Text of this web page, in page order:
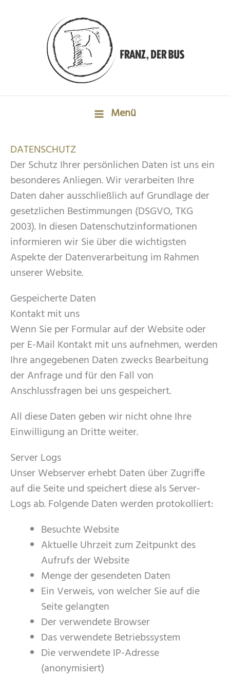
Menü
DATENSCHUTZ
Der Schutz Ihrer persönlichen Daten ist uns ein
besonderes Anliegen. Wir verarbeiten Ihre
Daten daher ausschließlich auf Grundlage der
gesetzlichen Bestimmungen (DSGVO, TKG
2003). In diesen Datenschutzinformationen
informieren wir Sie über die wichtigsten
Aspekte der Datenverarbeitung im Rahmen
unserer Website.
Gespeicherte Daten
Kontakt mit uns
Wenn Sie per Formular auf der Website oder
per E-Mail Kontakt mit uns aufnehmen, werden
Ihre angegebenen Daten zwecks Bearbeitung
der Anfrage und für den Fall von
Anschlussfragen bei uns gespeichert.
All diese Daten geben wir nicht ohne Ihre
Einwilligung an Dritte weiter.
Server Logs
Unser Webserver erhebt Daten über Zugriffe
auf die Seite und speichert diese als Server-
Logs ab. Folgende Daten werden protokolliert:
Besuchte Website
Aktuelle Uhrzeit zum Zeitpunkt des
Aufrufs der Website
Menge der gesendeten Daten
Ein Verweis, von welcher Sie auf die
Seite gelangten
Der verwendete Browser
Das verwendete Betriebssystem
Die verwendete IP-Adresse
(anonymisiert)